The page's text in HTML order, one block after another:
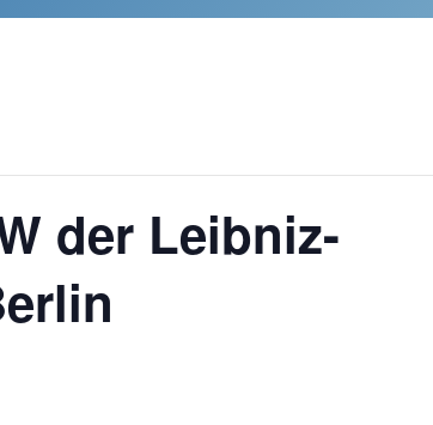
der Leibniz-